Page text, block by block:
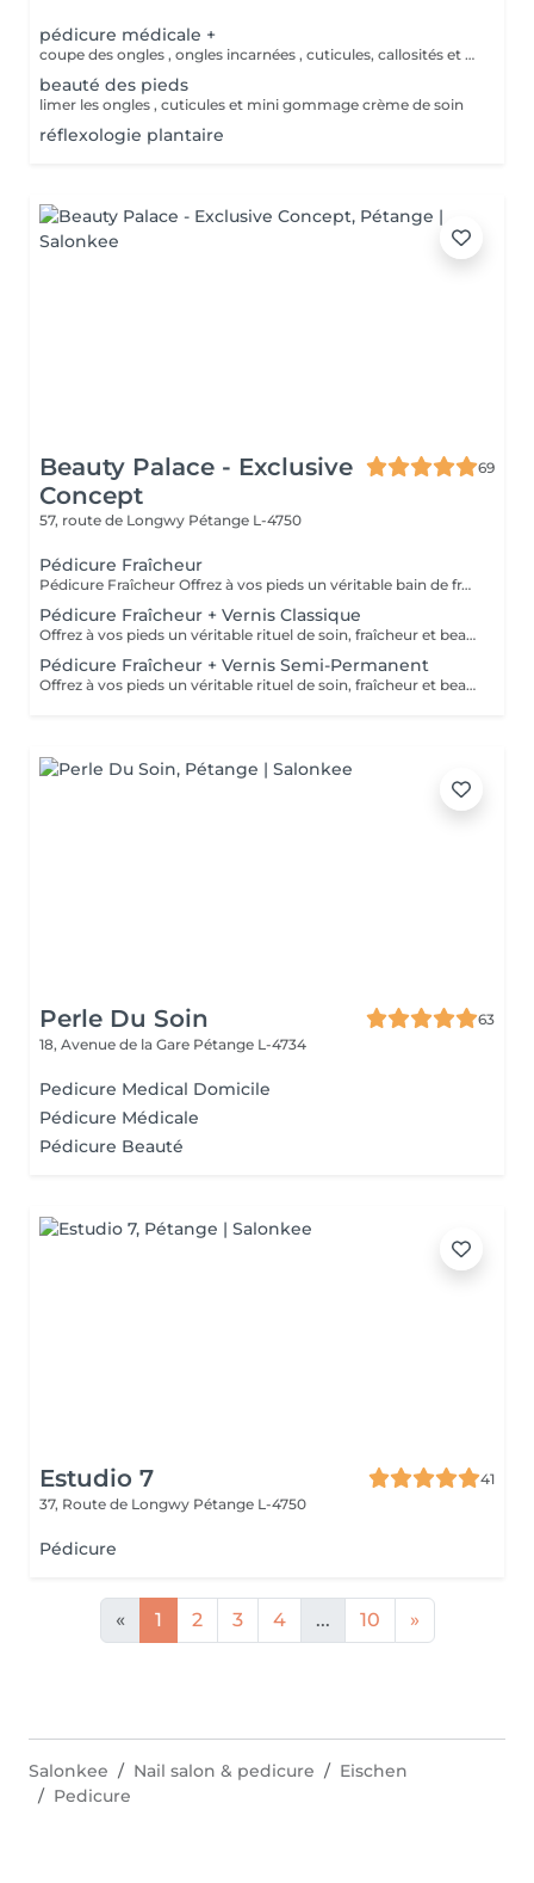
pédicure médicale +
coupe des ongles , ongles incarnées , cuticules, callosités et créme de soin
beauté des pieds
limer les ongles , cuticules et mini gommage crème de soin
réflexologie plantaire
Beauty Palace - Exclusive
Concept
69
57, route de Longwy Pétange L-4750
Pédicure Fraîcheur
Pédicure Fraîcheur Offrez à vos pieds un véritable bain de fraîcheur ! Ce rituel estival associe un gommage au sel enrichi en huile d'amande douce, un bain de pieds effervescent relaxant et rafraîchissant, puis l'application d'un gel fraîcheur intense jusqu'aux mollets. Idéal pour délasser les pieds fatigués, apporter une agréable sensation de fraîcheur et de légèreté, ou simplement profiter d'un moment de bien-être particulièrement appréciable pendant les fortes chaleurs. Une expérience fraîche, relaxante et revitalisante le soin parfait pour l'été.
Pédicure Fraîcheur + Vernis Classique
Offrez à vos pieds un véritable rituel de soin, fraîcheur et beauté. Cette prestation comprend une pédicure complète, avec soin des ongles et des cuticules, travail des rugosités, suivie d'un gommage au sel enrichi en huile d'amande douce, d'un bain de pieds effervescent relaxant et rafraîchissant, puis de l'application d'un gel fraîcheur intense pouvant être remonté jusqu'aux mollets. Le soin se termine par la pose du vernis classique de votre choix pour des pieds parfaitement soignés et sublimés. Idéal pour délasser les pieds fatigués, apporter une agréable sensation de fraîcheur et de légèreté, ou simplement profiter d'un moment de bien-être particulièrement appréciable pendant les fortes chaleurs. Des pieds doux, frais, soignés et élégamment vernis le rituel parfait pour l'été.
Pédicure Fraîcheur + Vernis Semi-Permanent
Offrez à vos pieds un véritable rituel de soin, fraîcheur et beauté. Cette prestation comprend une pédicure complète, avec soin des ongles et des cuticules, travail des rugosités, suivie d'un gommage au sel enrichi en huile d'amande douce, d'un bain de pieds effervescent relaxant et rafraîchissant, puis de l'application d'un gel fraîcheur intense pouvant être remonté jusqu'aux mollets. Le soin se termine par la pose du vernis classique de votre choix pour des pieds parfaitement soignés et sublimés. Idéal pour délasser les pieds fatigués, apporter une agréable sensation de fraîcheur et de légèreté, ou simplement profiter d'un moment de bien-être particulièrement appréciable pendant les fortes chaleurs. Des pieds doux, frais, soignés et élégamment vernis le rituel parfait pour l'été.
Perle Du Soin
63
18, Avenue de la Gare Pétange L-4734
Pedicure Medical Domicile
Pédicure Médicale
Pédicure Beauté
Estudio 7
41
37, Route de Longwy Pétange L-4750
Pédicure
« 1 2 3 4 ... 10 »
Salonkee Nail salon & pedicure
Eischen
Pedicure